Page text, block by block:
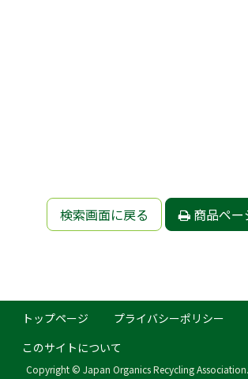
検索画面に戻る 商品ペー
トップページ
プライバシーポリシー
このサイトについて
Copyright © Japan Organics Recycling